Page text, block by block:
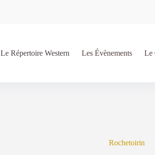
Le Répertoire Western Les Évènements Le
Rochetoirin